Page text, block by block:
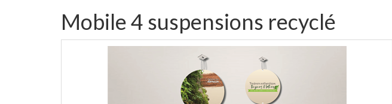
Mobile 4 suspensions recyclé